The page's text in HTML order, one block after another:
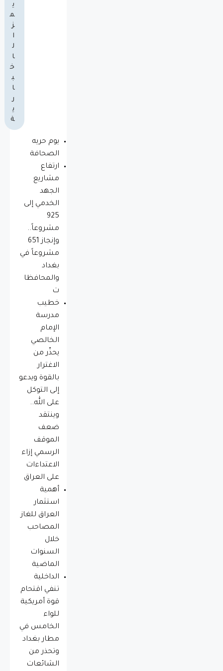
ي
م
ز
ا
ل
ا
خ
ب
ا
ر
ي
ة
يوم حريه
الصحافة
ارتفاع
مشاريع
الجهد
الخدمي إلى
925
مشروعاً..
وإنجاز 651
مشروعاً في
بغداد
والمحافظا
ت
خطيب
مدرسة
الإمام
الخالصي
يحذّر من
الاغترار
بالقوة ويدعو
إلى التوكل
على الله..
وينتقد
ضعف
الموقف
الرسمي إزاء
الاعتداءات
على العراق
أهمية
استثمار
العراق للغاز
المصاحب
خلال
السنوات
الماضية
الداخلية
تنفي اقتحام
قوة أمريكية
للواء
الخامس في
مطار بغداد
وتحذر من
الشائعات